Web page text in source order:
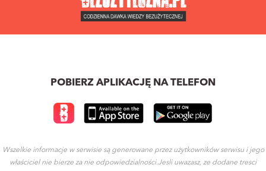
POBIERZ APLIKACJĘ NA TELEFON
Wszelkie informacje w serwisie są generowane przez użytkowników serwisu i jego
właściciel nie bierze za nie odpowiedzialności.Jesli uwazasz, ze dodane tresci